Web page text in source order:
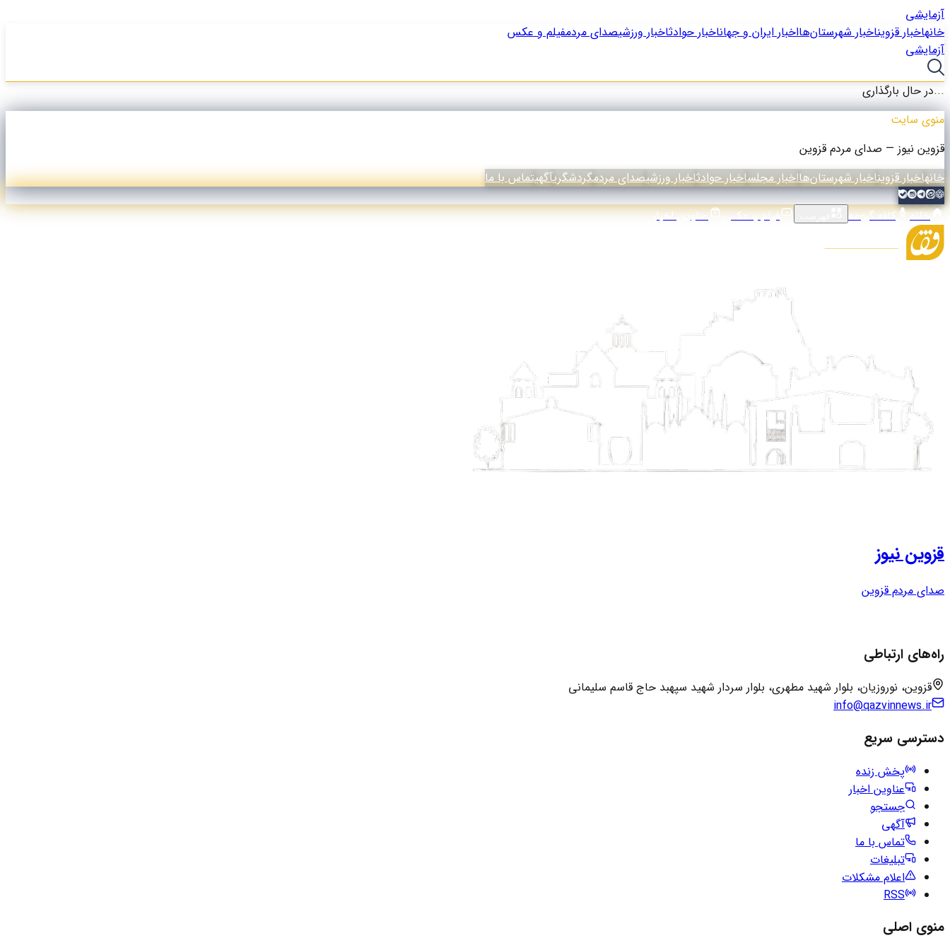
آزمایشی
خانهاخبار قزویناخبار شهرستان‌هااخبار ایران و جهاناخبار حوادثاخبار ورزشیصدای مردمفیلم و عکس
آزمایشی
در حال بارگذاری...
منوی سایت
قزوین نیوز — صدای مردم قزوین
خانهاخبار قزویناخبار شهرستان‌هااخبار مجلساخبار حوادثاخبار ورزشیصدای مردمگردشگریآگهیتماس با ما
خانه کافه گیومه فیلم و عکس عناوین اخبار
قزوین نیوز
صدای مردم قزوین
راه‌های ارتباطی
قزوین، نوروزیان، بلوار شهید مطهری، بلوار سردار شهید سپهبد حاج قاسم سلیمانی
info@qazvinnews.ir
دسترسی سریع
پخش زنده
عناوین اخبار
جستجو
آگهی
تماس با ما
تبلیغات
اعلام مشکلات
RSS
منوی اصلی